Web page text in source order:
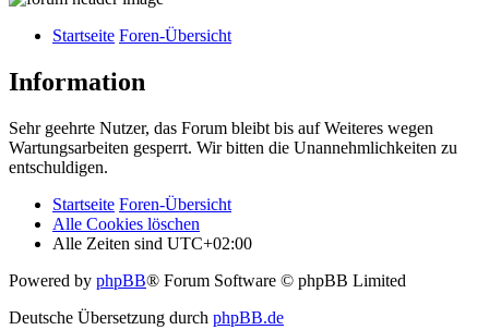
Startseite Foren-Übersicht
Information
Sehr geehrte Nutzer, das Forum bleibt bis auf Weiteres wegen
Wartungsarbeiten gesperrt. Wir bitten die Unannehmlichkeiten zu
entschuldigen.
Startseite Foren-Übersicht
Alle Cookies löschen
Alle Zeiten sind UTC+02:00
Powered by phpBB® Forum Software © phpBB Limited
Deutsche Übersetzung durch phpBB.de